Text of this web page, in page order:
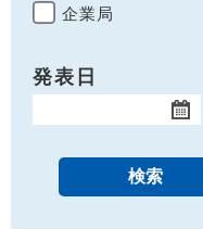
企業局
発表日
開始日